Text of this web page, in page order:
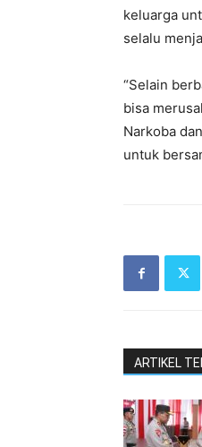
keluarga
selalu
“Selain
bisa
Narkoba
untuk
ARTIKEL